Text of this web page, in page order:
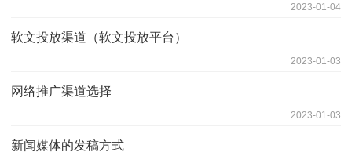
2023-01-04
软文投放渠道（软文投放平台）
2023-01-03
网络推广渠道选择
2023-01-03
新闻媒体的发稿方式